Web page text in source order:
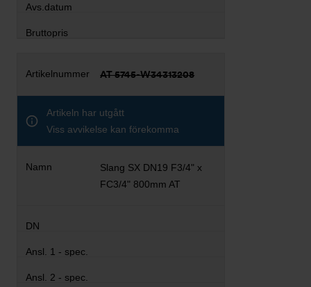
AT 5745-W34313208
Artikeln har utgått
Viss avvikelse kan förekomma
Slang SX DN19 F3/4" x
FC3/4" 800mm AT